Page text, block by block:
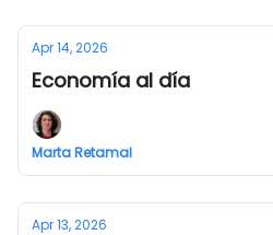
Apr 14, 2026
Economía al día
Marta Retamal
Apr 13, 2026